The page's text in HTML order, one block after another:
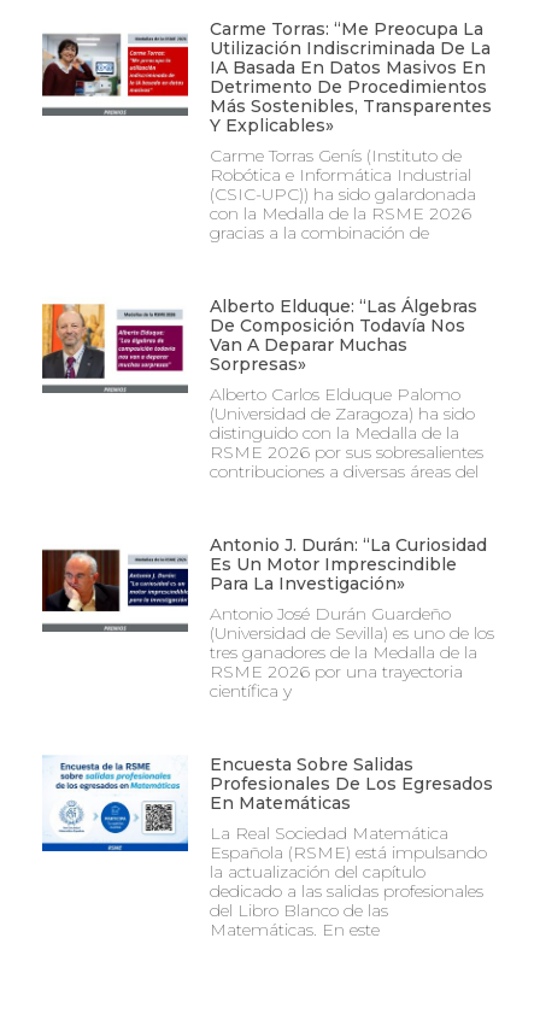
Carme Torras: “Me Preocupa La
Utilización Indiscriminada De La
IA Basada En Datos Masivos En
Detrimento De Procedimientos
Más Sostenibles, Transparentes
Y Explicables»
Carme Torras Genís (Instituto de
Robótica e Informática Industrial
(CSIC-UPC)) ha sido galardonada
con la Medalla de la RSME 2026
gracias a la combinación de
Alberto Elduque: “Las Álgebras
De Composición Todavía Nos
Van A Deparar Muchas
Sorpresas»
Alberto Carlos Elduque Palomo
(Universidad de Zaragoza) ha sido
distinguido con la Medalla de la
RSME 2026 por sus sobresalientes
contribuciones a diversas áreas del
Antonio J. Durán: “La Curiosidad
Es Un Motor Imprescindible
Para La Investigación»
Antonio José Durán Guardeño
(Universidad de Sevilla) es uno de los
tres ganadores de la Medalla de la
RSME 2026 por una trayectoria
científica y
Encuesta Sobre Salidas
Profesionales De Los Egresados
En Matemáticas
La Real Sociedad Matemática
Española (RSME) está impulsando
la actualización del capítulo
dedicado a las salidas profesionales
del Libro Blanco de las
Matemáticas. En este